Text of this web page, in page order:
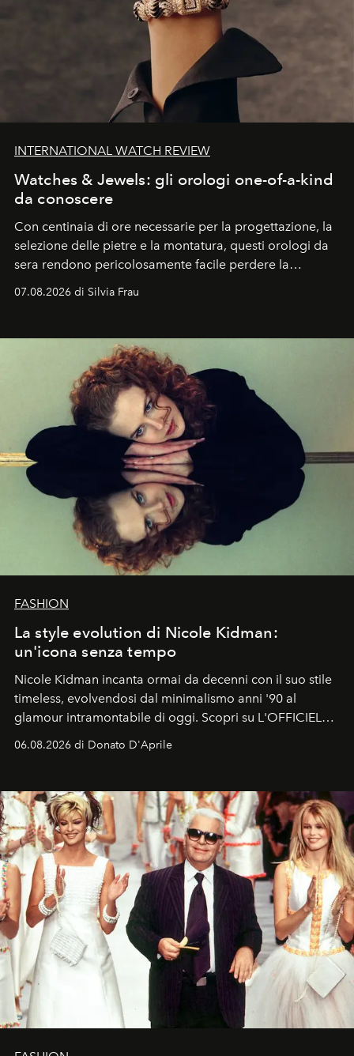
INTERNATIONAL WATCH REVIEW
Watches & Jewels: gli orologi one-of-a-kind
da conoscere
Con centinaia di ore necessarie per la progettazione, la
selezione delle pietre e la montatura, questi orologi da
sera rendono pericolosamente facile perdere la
cognizione del tempo. Ma con quadranti così
07.08.2026 di Silvia Frau
FASHION
La style evolution di Nicole Kidman:
un'icona senza tempo
Nicole Kidman incanta ormai da decenni con il suo stile
timeless, evolvendosi dal minimalismo anni '90 al
glamour intramontabile di oggi. Scopri su L'OFFICIEL
Italia la sua style evolution.
06.08.2026 di Donato D'Aprile